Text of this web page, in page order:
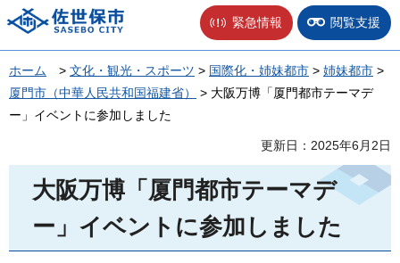
佐世保市 緊急情報 閲覧支援
ホーム > 文化・観光・スポーツ > 国際化・姉妹都市 > 姉妹都市 >
厦門市（中華人民共和国福建省）
> 大阪万博「厦門都市テーマデ
ー」イベントに参加しました
更新日：2025年6月2日
大阪万博「厦門都市テーマデ
ー」イベントに参加しました